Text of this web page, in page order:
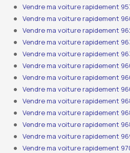
Vendre ma voiture rapidement
Vendre ma voiture rapidement
Vendre ma voiture rapidement
Vendre ma voiture rapidement
Vendre ma voiture rapidement
Vendre ma voiture rapidement
Vendre ma voiture rapidement
Vendre ma voiture rapidement
Vendre ma voiture rapidement
Vendre ma voiture rapidement
Vendre ma voiture rapidement
Vendre ma voiture rapidement
Vendre ma voiture rapidement